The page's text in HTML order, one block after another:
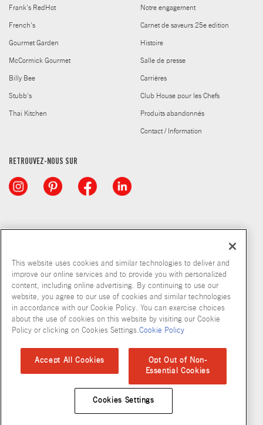
Frank's RedHot
French's
Gourmet Garden
McCormick Gourmet
Billy Bee
Stubb's
Thai Kitchen
Notre engagement
Carnet de saveurs 25e edition
Histoire
Salle de presse
Carrières
Club House pour les Chefs
Produits abandonnés
Contact / Information
RETROUVEZ-NOUS SUR
© McCormick & Company, Inc. 2026
Politique en matiere de fichiers temoins
Plan du site
Normes d'accessibilité
This website uses cookies and similar technologies to deliver and
improve our online services and to provide you with personalized
content, including online advertising. By continuing to use our
website, you agree to our use of cookies and similar technologies
in accordance with our Cookie Policy. You can exercise choices
about the use of cookies on this website by visiting our Cookie
Policy or clicking on Cookies Settings.Cookie Policy
Accept All Cookies
Opt Out of Non-
Essential Cookies
Cookies Settings